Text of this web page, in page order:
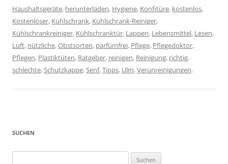
Haushaltsgeräte, herunterladen, Hygiene, Konfitüre, kostenlos,
Kostenloser, Kühlschrank, Kühlschrank-Reiniger,
Kühlschrankreiniger, Kühlschranktür, Lappen, Lebensmittel, Lesen,
Luft, nützliche,Obstsorten, parfümfrei, Pflege, Pflegedoktor,
Pflegen, Plastiktüten, Ratgeber, reinigen, Reinigung, richtig,
schlechte,Schutzkappe,Senf,Tipps, Ulm,Verunreinigungen.
SUCHEN